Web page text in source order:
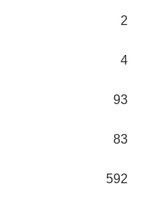
2
4
93
83
592